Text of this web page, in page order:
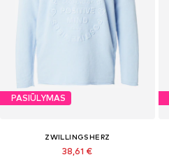
PASIŪLYMAS
ZWILLINGSHERZ
38,61 €